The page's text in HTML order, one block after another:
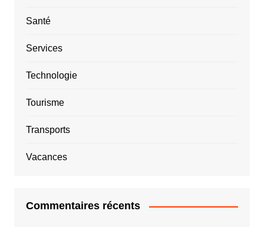
Santé
Services
Technologie
Tourisme
Transports
Vacances
Commentaires récents